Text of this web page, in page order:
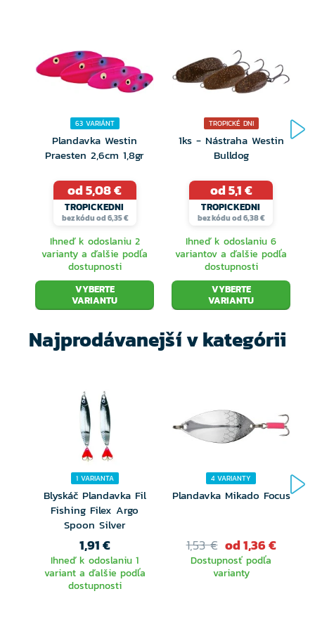
Ručne maľované detailné farby
63 VARIÁNT
Plandavka Westin
Praesten 2,6cm 1,8gr
od 5,08 €
TROPICKEDNI
bez kódu od 6,35 €
Ihneď k odoslaniu 2
varianty a ďalšie podľa
dostupnosti
VYBERTE
VARIANTU
TROPICKÉ DNI
1ks - Nástraha Westin
Bulldog
od 5,1 €
TROPICKEDNI
bez kódu od 6,38 €
Ihneď k odoslaniu 6
variantov a ďalšie podľa
dostupnosti
VYBERTE
VARIANTU
Najprodávanejší v kategórii
1 VARIANTA
Blyskáč Plandavka Fil
Fishing Filex Argo
Spoon Silver
1,91 €
Ihneď k odoslaniu 1
variant a ďalšie podľa
dostupnosti
4 VARIANTY
Plandavka Mikado Focus
1,53 € od 1,36 €
Dostupnosť podľa
varianty